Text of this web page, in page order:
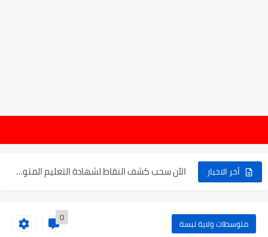
أخر الاخبار
الإعلان عن نتائج بكالوريا 2025 في الجزائر يوم 20...
الآن سحب كشف النقاط لشهادة التعليم المتوسط 2025
حساب معدل شهادة التعليم المتوسط بيام 2025
متوسطات ولاية تبسة 0